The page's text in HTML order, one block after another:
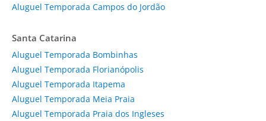
Aluguel Temporada Campos do Jordão
Santa Catarina
Aluguel Temporada Bombinhas
Aluguel Temporada Florianópolis
Aluguel Temporada Itapema
Aluguel Temporada Meia Praia
Aluguel Temporada Praia dos Ingleses